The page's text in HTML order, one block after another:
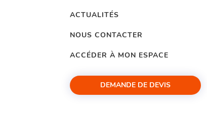
ACTUALITÉS
NOUS CONTACTER
ACCÉDER À MON ESPACE
DEMANDE DE DEVIS